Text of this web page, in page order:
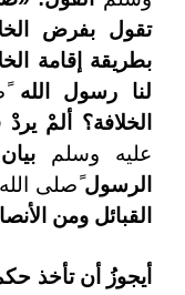
تقول بفرض
بطريقة إقامة
لنا رسول الله
الخلافة؟ ألمْ
عليه وسلم
الرسولًصلى
القبائل ومن
أيجوزُ أن تأخذ